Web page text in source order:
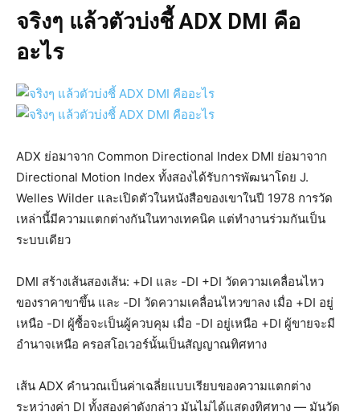
จริงๆ แล้วตัวบ่งชี้ ADX DMI คือ
อะไร
ADX ย่อมาจาก Common Directional Index DMI ย่อมาจาก
Directional Motion Index ทั้งสองได้รับการพัฒนาโดย J.
Welles Wilder และเปิดตัวในหนังสือของเขาในปี 1978 การวัด
เหล่านี้มีความแตกต่างกันในทางเทคนิค แต่ทำงานร่วมกันเป็น
ระบบเดียว
DMI สร้างเส้นสองเส้น: +DI และ -DI +DI วัดความเคลื่อนไหว
ของราคาขาขึ้น และ -DI วัดความเคลื่อนไหวขาลง เมื่อ +DI อยู่
เหนือ -DI ผู้ซื้อจะเป็นผู้ควบคุม เมื่อ -DI อยู่เหนือ +DI ผู้ขายจะมี
อำนาจเหนือ ครอสโอเวอร์นั้นเป็นสัญญาณทิศทาง
เส้น ADX คำนวณเป็นค่าเฉลี่ยแบบเรียบของความแตกต่าง
ระหว่างค่า DI ทั้งสองค่าดังกล่าว มันไม่ได้แสดงทิศทาง — มันวัด